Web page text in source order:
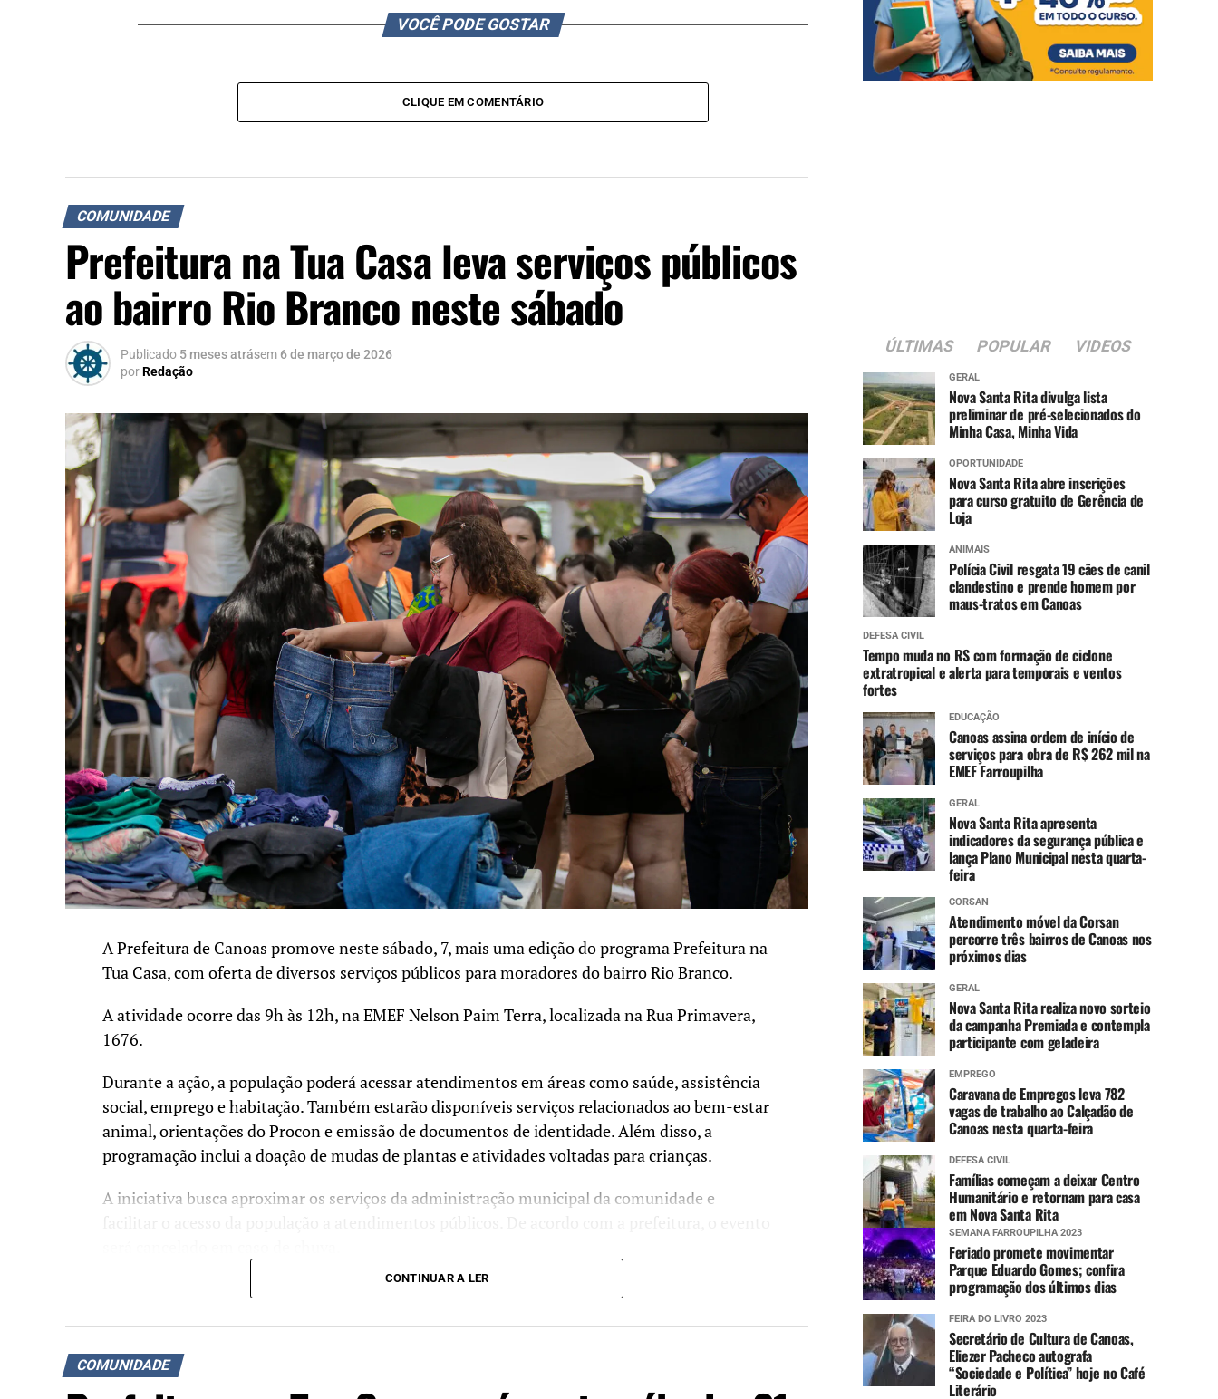
VOCÊ PODE GOSTAR
CLIQUE EM COMENTÁRIO
COMUNIDADE
Prefeitura na Tua Casa leva serviços públicos
ao bairro Rio Branco neste sábado
Publicado 5 meses atrásem 6 de março de 2026
porRedação
A Prefeitura de Canoas promove neste sábado, 7, mais uma edição do programa Prefeitura na
Tua Casa, com oferta de diversos serviços públicos para moradores do bairro Rio Branco.
A atividade ocorre das 9h às 12h, na EMEF Nelson Paim Terra, localizada na Rua Primavera,
1676.
Durante a ação, a população poderá acessar atendimentos em áreas como saúde, assistência
social, emprego e habitação. Também estarão disponíveis serviços relacionados ao bem-estar
animal, orientações do Procon e emissão de documentos de identidade. Além disso, a
programação inclui a doação de mudas de plantas e atividades voltadas para crianças.
A iniciativa busca aproximar os serviços da administração municipal da comunidade e
CONTINUAR A LER
COMUNIDADE
ÚLTIMAS POPULAR VIDEOS
GERAL
Nova Santa Rita divulga lista
preliminar de pré-selecionados do
Minha Casa, Minha Vida
OPORTUNIDADE
Nova Santa Rita abre inscrições
para curso gratuito de Gerência de
Loja
ANIMAIS
Polícia Civil resgata 19 cães de canil
clandestino e prende homem por
maus-tratos em Canoas
DEFESA CIVIL
Tempo muda no RS com formação de ciclone
extratropical e alerta para temporais e ventos
fortes
EDUCAÇÃO
Canoas assina ordem de início de
serviços para obra de R$ 262 mil na
EMEF Farroupilha
GERAL
Nova Santa Rita apresenta
indicadores da segurança pública e
lança Plano Municipal nesta quarta-
feira
CORSAN
Atendimento móvel da Corsan
percorre três bairros de Canoas nos
próximos dias
GERAL
Nova Santa Rita realiza novo sorteio
da campanha Premiada e contempla
participante com geladeira
EMPREGO
Caravana de Empregos leva 782
vagas de trabalho ao Calçadão de
Canoas nesta quarta-feira
DEFESA CIVIL
Famílias começam a deixar Centro
Humanitário e retornam para casa
em Nova Santa Rita
SEMANA FARROUPILHA 2023
Feriado promete movimentar
Parque Eduardo Gomes; confira
programação dos últimos dias
FEIRA DO LIVRO 2023
Secretário de Cultura de Canoas,
Eliezer Pacheco autografa
“Sociedade e Política” hoje no Café
Literário